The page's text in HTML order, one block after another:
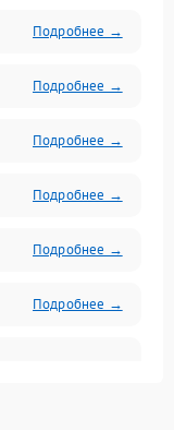
Подробнее →
Подробнее →
Подробнее →
Подробнее →
Подробнее →
Подробнее →